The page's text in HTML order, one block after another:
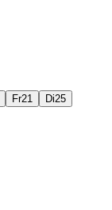
Fr21 Di25